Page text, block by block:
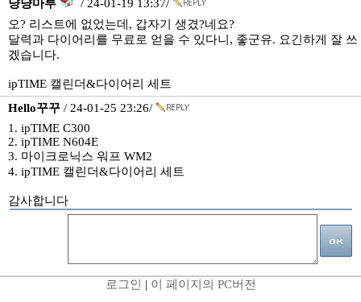
냥냥마루
/ 24-01-19 13:37/
오? 리스트에 없었는데, 갑자기 생겼?네요?
달력과 다이어리를 무료로 얻을 수 있다니, 좋군유. 요긴하게 잘 쓰
겠습니다.
ipTIME 캘린더&다이어리 세트
Hello꾸꾸 / 24-01-25 23:26/
1. ipTIME C300
2. ipTIME N604E
3. 마이크로닉스 워프 WM2
4. ipTIME 캘린더&다이어리 세트
감사합니다
로그인 | 이 페이지의 PC버전